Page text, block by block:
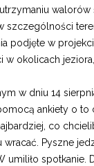
szczególności
podjęte w
w okolicach
w dniu 14
ankiety o to
co
wracać. Pyszne
umiliło spotkanie.